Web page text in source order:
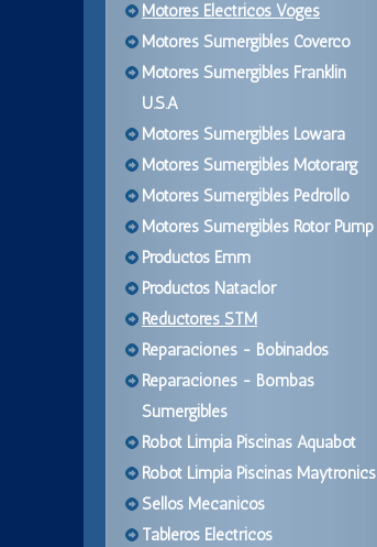
Motores Electricos Voges
Motores Sumergibles Coverco
Motores Sumergibles Franklin
U.S.A
Motores Sumergibles Lowara
Motores Sumergibles Motorarg
Motores Sumergibles Pedrollo
Motores Sumergibles Rotor Pump
Productos Emm
Productos Nataclor
Reductores STM
Reparaciones - Bobinados
Reparaciones - Bombas
Sumergibles
Robot Limpia Piscinas Aquabot
Robot Limpia Piscinas Maytronics
Sellos Mecanicos
Tableros Electricos